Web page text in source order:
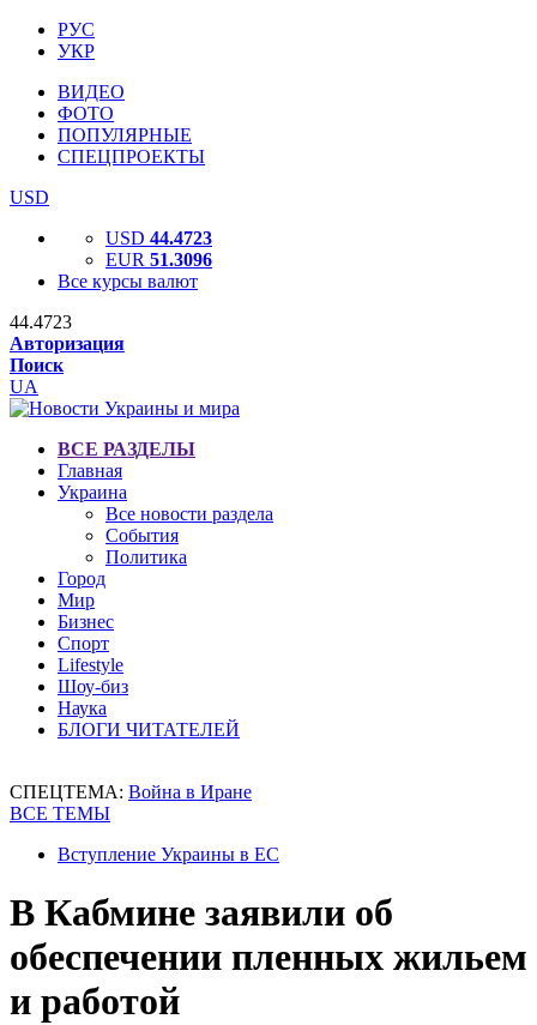
РУС
УКР
ВИДЕО
ФОТО
ПОПУЛЯРНЫЕ
СПЕЦПРОЕКТЫ
USD
USD 44.4723
EUR 51.3096
Все курсы валют
44.4723
Авторизация
Поиск
UA
ВСЕ РАЗДЕЛЫ
Главная
Украина
Все новости раздела
События
Политика
Город
Мир
Бизнес
Спорт
Lifestyle
Шоу-биз
Наука
БЛОГИ ЧИТАТЕЛЕЙ
СПЕЦТЕМА: Война в Иране
ВСЕ ТЕМЫ
Вступление Украины в ЕС
В Кабмине заявили об
обеспечении пленных жильем
и работой